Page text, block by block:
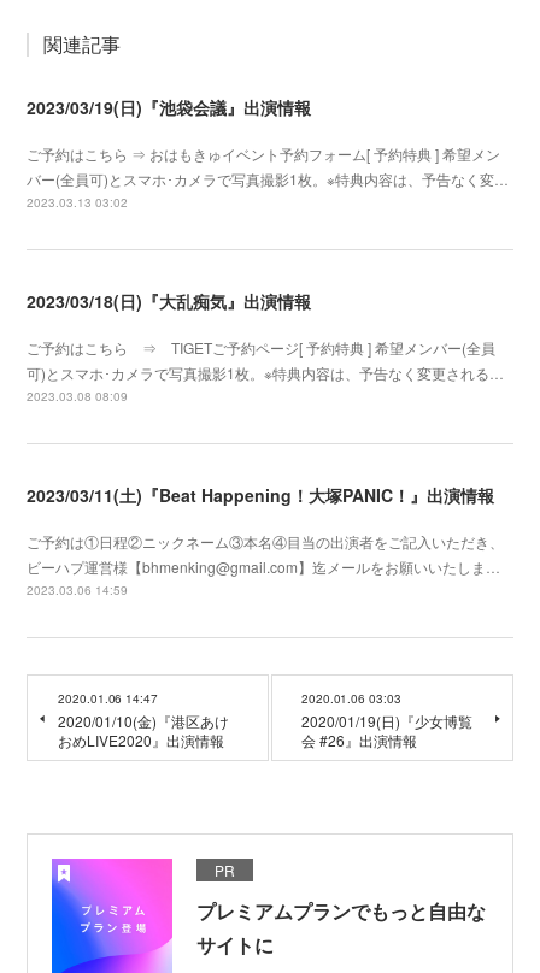
関連記事
2023/03/19(日)『池袋会議』出演情報
ご予約はこちら ⇒ おはもきゅイベント予約フォーム[ 予約特典 ] 希望メン
バー(全員可)とスマホ･カメラで写真撮影1枚。※特典内容は、予告なく変…
2023.03.13 03:02
2023/03/18(日)『大乱痴気』出演情報
ご予約はこちら ⇒ TIGETご予約ページ[ 予約特典 ] 希望メンバー(全員
可)とスマホ･カメラで写真撮影1枚。※特典内容は、予告なく変更される…
2023.03.08 08:09
2023/03/11(土)『Beat Happening！大塚PANIC！』出演情報
ご予約は①日程②ニックネーム③本名④目当の出演者をご記入いただき、
ビーハプ運営様【bhmenking@gmail.com】迄メールをお願いいたしま…
2023.03.06 14:59
2020.01.06 14:47
2020/01/10(金)『港区あけ
おめLIVE2020』出演情報
2020.01.06 03:03
2020/01/19(日)『少女博覧
会 #26』出演情報
PR
プレミアムプランでもっと自由な
サイトに